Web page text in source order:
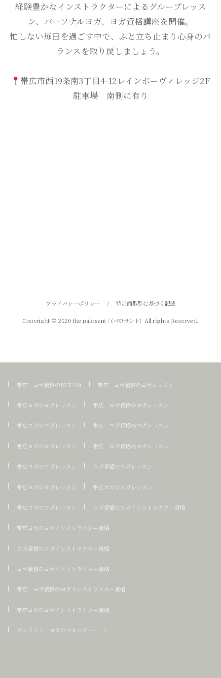
経験豊かなインストラクターによるグループレッス
ン、パーソナルヨガ、ヨガ資格講座を開催。
忙しない毎日を過ごす中で、ふと立ち止まり心身のバ
ランスを取り戻しましょう。
帯広市西19条南3丁目4-12レインボーヴィレッジ2F
駐車場 南側に有り
プライバシーポリシー / 特定商取引に基づく記載
Copyright © 2020 the palosant / (パロサント) All rights Reserved.
帯広 ヨガ資格のRYT200 帯広 ヨガ資格のヨガレッスン
帯広ヨガのヨガレッスン 帯広 ヨガ資格のヨガレッスン
帯広ヨガのヨガレッスン 帯広 ヨガ資格のヨガレッスン
帯広ヨガのヨガレッスン 帯広 ヨガ資格のヨガレッスン
帯広ヨガのヨガレッスン ヨガ資格のヨガレッスン
帯広ヨガのヨガレッスン 帯広ヨガのヨガレッスン
帯広ヨガのヨガレッスン ヨガ資格のヨガインストラクター資格
帯広ヨガのヨガインストラクター資格
ヨガ資格のヨガインストラクター資格
ヨガ資格のヨガインストラクター資格
帯広 ヨガ資格のヨガインストラクター資格
帯広ヨガのヨガインストラクター資格
オンライン ヨガのマタニティー